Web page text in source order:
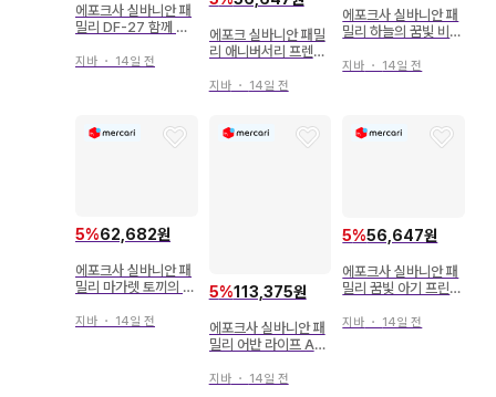
에포크사 실바니안 패
밀리 DF-27 함께 잘
지바 ・ 14일 전
에포크 실바니안 패밀
리 애니버서리 프렌즈
지바・ 14일 전
에포크사 실바니안 패
밀리 하늘의 꿈빛 비행
지바 ・ 14일 전
5%62,682원
에포크사 실바니안 패
밀리 마가렛 토끼의 부
지바 ・ 14일 전
5%113,375원
에포크사 실바니안 패
밀리 어반 라이프 A-2
지바・ 14일 전
5%56,647원
에포크사 실바니안 패
밀리 꿈빛 아기 프린세
지바 ・ 14일 전